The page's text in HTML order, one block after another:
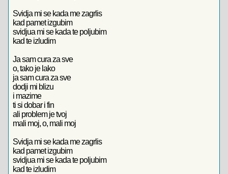
Svidja mi se kada me zagrlis
kad pamet izgubim
svidjua mi se kada te poljubim
kad te izludim
Ja sam cura za sve
o, tako je lako
ja sam cura za sve
dodji mi blizu
i mazime
ti si dobar i fin
ali problem je tvoj
mali moj, o, mali moj
Svidja mi se kada me zagrlis
kad pamet izgubim
svidjua mi se kada te poljubim
kad te izludim